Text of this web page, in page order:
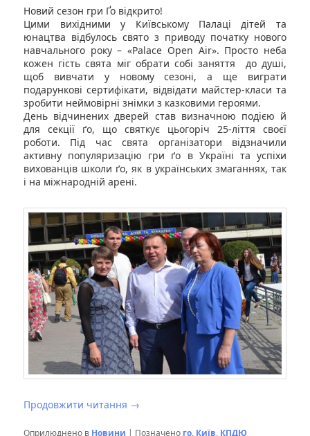
Новий сезон гри Ґо відкрито!
Цими вихідними у Київському Палаці дітей та
юнацтва відбулось свято з приводу початку нового
навчального року – «Palace Open Air». Просто неба
кожен гість свята міг обрати собі заняття до душі,
щоб вивчати у новому сезоні, а ще виграти
подарункові сертифікати, відвідати майстер-класи та
зробити неймовірні знімки з казковими героями.
День відчинених дверей став визначною подією й
для секції ґо, що святкує цьогоріч 25-ліття своєї
роботи. Під час свята організатори відзначили
активну популяризацію гри ґо в Україні та успіхи
вихованців школи ґо, як в українських змаганнях, так
і на міжнародній арені.
Продовжити читання →
Оприлюднено в Новини | Позначено го, Київ, КПДЮ